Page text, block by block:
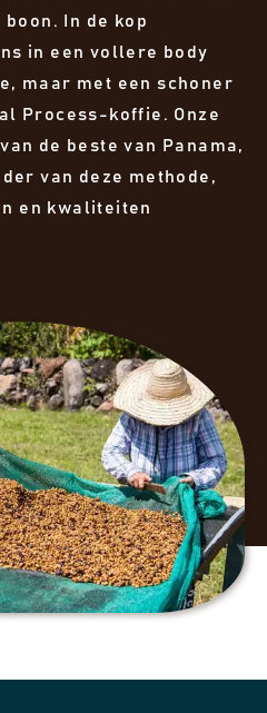
In de kop
in een vollere body
maar met een schoner
Process-koffie. Onze
de beste van Panama,
van deze methode,
en kwaliteiten